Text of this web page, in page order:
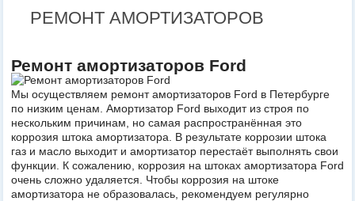
РЕМОНТ АМОРТИЗАТОРОВ
Ремонт амортизаторов Ford
Мы осуществляем ремонт амортизаторов Ford в Петербурге
по низким ценам. Амортизатор Ford выходит из строя по
нескольким причинам, но самая распространённая это
коррозия штока амортизатора. В результате коррозии штока
газ и масло выходит и амортизатор перестаёт выполнять свои
функции. К сожалению, коррозия на штоках амортизатора Ford
очень сложно удаляется. Чтобы коррозия на штоке
амортизатора не образовалась, рекомендуем регулярно